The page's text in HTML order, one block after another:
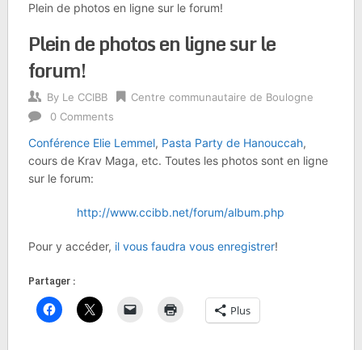
Plein de photos en ligne sur le forum!
Plein de photos en ligne sur le
forum!
By Le CCIBB
Centre communautaire de Boulogne
0 Comments
Conférence Elie Lemmel, Pasta Party de Hanouccah,
cours de Krav Maga, etc. Toutes les photos sont en ligne
sur le forum:
http://www.ccibb.net/forum/album.php
Pour y accéder, il vous faudra vous enregistrer!
Partager :
Plus